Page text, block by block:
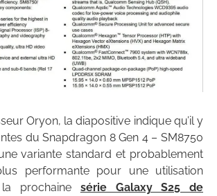
Oryon, la diapositive indique qu’il y
du Snapdragon 8 Gen 4 – SM8750
variante standard et probablement
performante pour une utilisation
prochaine série Galaxy S25 de